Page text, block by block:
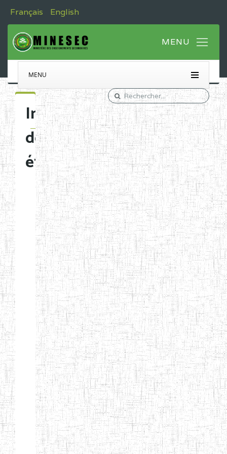
Français English
MENU
Immatriculation
des
établissements
Etablissements
d'enseignement
normal
ENI
Chercher:
Effacer les filtres
Denomination
Type